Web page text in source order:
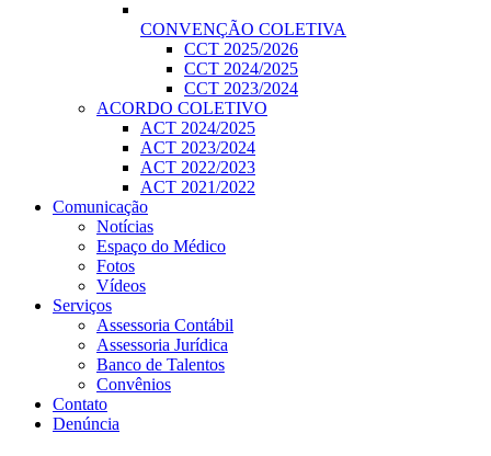
CONVENÇÃO COLETIVA
CCT 2025/2026
CCT 2024/2025
CCT 2023/2024
ACORDO COLETIVO
ACT 2024/2025
ACT 2023/2024
ACT 2022/2023
ACT 2021/2022
Comunicação
Notícias
Espaço do Médico
Fotos
Vídeos
Serviços
Assessoria Contábil
Assessoria Jurídica
Banco de Talentos
Convênios
Contato
Denúncia